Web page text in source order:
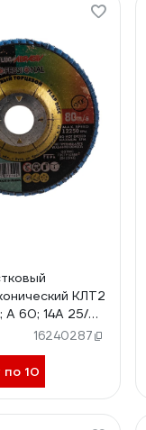
КЛТ2
А 60; 14А 25/
16240287
по 10